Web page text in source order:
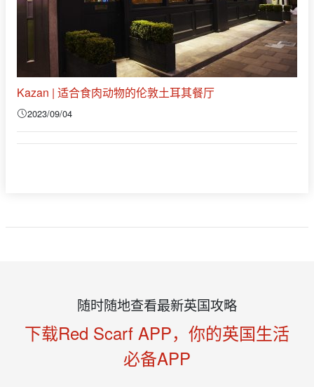
Kazan | 适合食肉动物的伦敦土耳其餐厅
2023/09/04
随时随地查看最新英国攻略
下载Red Scarf APP，你的英国生活
必备APP